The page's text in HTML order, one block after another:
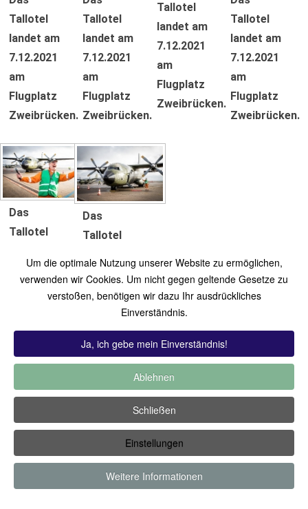
Tallotel
landet am
7.12.2021
am
Flugplatz
Zweibrücken.
Tallotel
landet am
7.12.2021
am
Flugplatz
Zweibrücken.
Tallotel
landet am
7.12.2021
am
Flugplatz
Zweibrücken.
Tallotel
landet am
7.12.2021
am
Flugplatz
Zweibrücken.
Das
Tallotel
7.12.2021
Zweibrücken.
Das
Tallotel
7.12.2021
am
Flugplatz
Zweibrücken.
TOP 12:Hoch bewertet-Zuletzt hinzugekommen-Zuletzt
kommentiert-Meist gesehen
Copyright ©2019 by Thomas Füssler
Um die optimale Nutzung unserer Website zu ermöglichen,
verwenden wir Cookies. Um nicht gegen geltende Gesetze zu
verstoßen, benötigen wir dazu Ihr ausdrückliches
Einverständnis.
Ja, ich gebe mein Einverständnis!
Ablehnen
Schließen
Einstellungen
Weitere Informationen